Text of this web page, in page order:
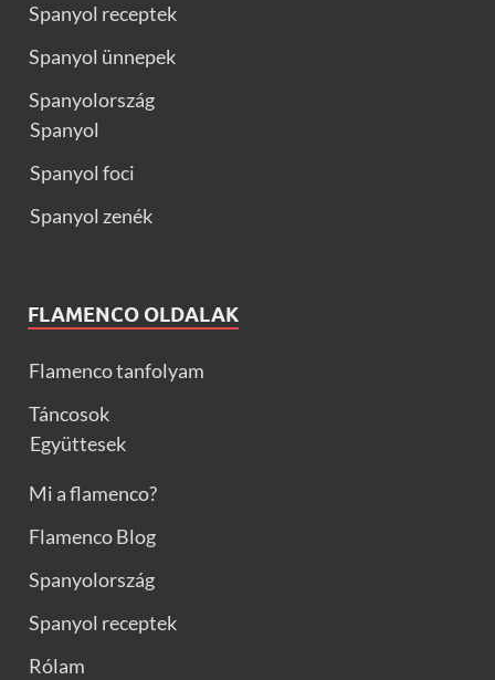
Spanyol receptek
Spanyol ünnepek
Spanyolország
Spanyol
Spanyol foci
Spanyol zenék
FLAMENCO OLDALAK
Flamenco tanfolyam
Táncosok
Együttesek
Mi a flamenco?
Flamenco Blog
Spanyolország
Spanyol receptek
Rólam